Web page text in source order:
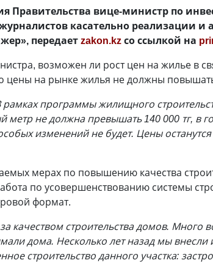
Правительства вице-министр по
касательно реализации и
передаетzakon.kzсо ссылкой на
возможен ли рост цен на жилье в
цены на рынке жилья не должны
программы жилищного
не должна превышать 140 000 тг, в
изменений не будет. Цены
мерах по повышению качества
по усовершенствованию системы
формат.
качеством строительства домов. Много
дома. Несколько лет назад мы внесли
строительство данного участка: